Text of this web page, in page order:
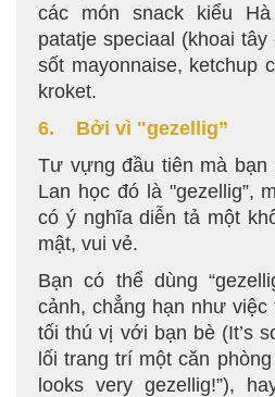
các món snack kiểu
patatje speciaal (khoai
sốt mayonnaise, ketchup
kroket.
6. Bởi vì "gezellig”
Tư vựng đầu tiên mà bạn
Lan học đó là "gezellig”,
có ý nghĩa diễn tả một
mật, vui vẻ.
Bạn có thể dùng
cảnh, chẳng hạn như
tối thú vị với bạn bè (It’s
lối trang trí một căn
looks very gezellig!”),